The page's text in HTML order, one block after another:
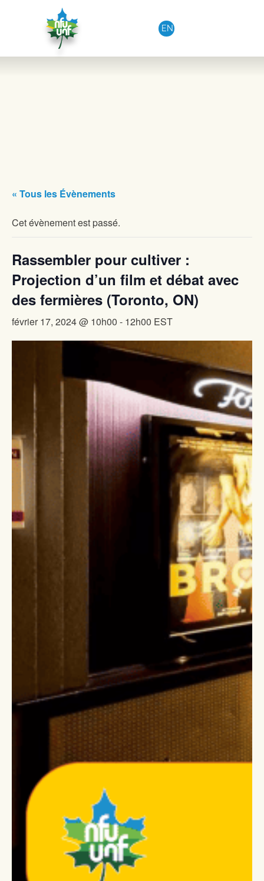
Aller au contenu
EN
« Tous les Évènements
Cet évènement est passé.
Rassembler pour cultiver :
Projection d’un film et débat avec
des fermières (Toronto, ON)
février 17, 2024 @ 10h00 - 12h00 EST